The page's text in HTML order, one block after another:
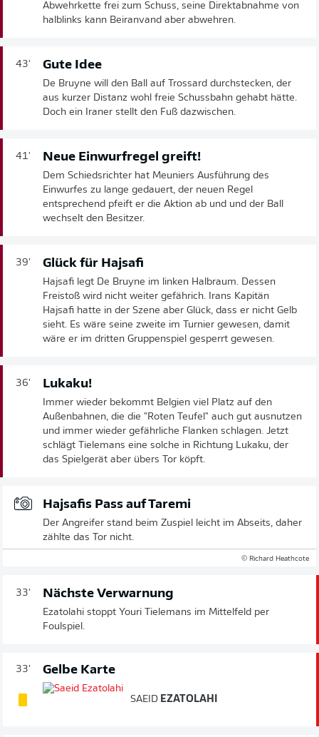
Abwehrkette frei zum Schuss, seine Direktabnahme von
halblinks kann Beiranvand aber abwehren.
43' Gute Idee
De Bruyne will den Ball auf Trossard durchstecken, der
aus kurzer Distanz wohl freie Schussbahn gehabt hätte.
Doch ein Iraner stellt den Fuß dazwischen.
41' Neue Einwurfregel greift!
Dem Schiedsrichter hat Meuniers Ausführung des
Einwurfes zu lange gedauert, der neuen Regel
entsprechend pfeift er die Aktion ab und und der Ball
wechselt den Besitzer.
39' Glück für Hajsafi
Hajsafi legt De Bruyne im linken Halbraum. Dessen
Freistoß wird nicht weiter gefährich. Irans Kapitän
Hajsafi hatte in der Szene aber Glück, dass er nicht Gelb
sieht. Es wäre seine zweite im Turnier gewesen, damit
wäre er im dritten Gruppenspiel gesperrt gewesen.
36' Lukaku!
Immer wieder bekommt Belgien viel Platz auf den
Außenbahnen, die die "Roten Teufel" auch gut ausnutzen
und immer wieder gefährliche Flanken schlagen. Jetzt
schlägt Tielemans eine solche in Richtung Lukaku, der
das Spielgerät aber übers Tor köpft.
Hajsafis Pass auf Taremi
Der Angreifer stand beim Zuspiel leicht im Abseits, daher
zählte das Tor nicht.
© Richard Heathcote
33' Nächste Verwarnung
Ezatolahi stoppt Youri Tielemans im Mittelfeld per
Foulspiel.
33' Gelbe Karte
SAEID EZATOLAHI